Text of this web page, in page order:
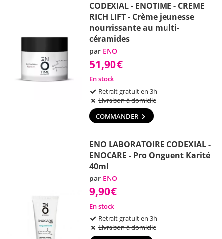
CODEXIAL - ENOTIME - CREME
RICH LIFT - Crème jeunesse
nourrissante au multi-
céramides
par ENO
51,90€
En stock
Retrait gratuit en 3h
Livraison à domicile
COMMANDER
ENO LABORATOIRE CODEXIAL -
ENOCARE - Pro Onguent Karité
40ml
par ENO
9,90€
En stock
Retrait gratuit en 3h
Livraison à domicile